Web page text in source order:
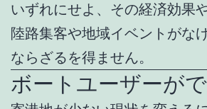
いずれにせよ、その経済効果
陸路集客や地域イベントがな
ならざるを得ません。
ボートユーザーが